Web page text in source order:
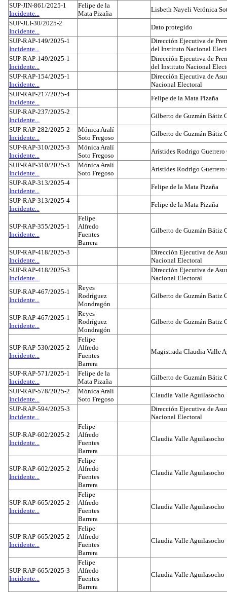
SUP-JIN-861/2025-1
Incidente...
Felipe de la
Mata Pizaña
Lisbeth Nayeli Verónica
SUP-JLI-30/2025-2
Incidente...
Dato protegido
SUP-RAP-149/2025-1
Incidente...
Dirección Ejecutiva de
del Instituto Nacional
SUP-RAP-149/2025-1
Incidente...
Dirección Ejecutiva de
del Instituto Nacional
SUP-RAP-154/2025-1
Incidente...
Dirección Ejecutiva de
Nacional Electoral
SUP-RAP-217/2025-4
Incidente...
Felipe de la Mata Pizaña
SUP-RAP-237/2025-2
Incidente...
Gilberto de Guzmán Bátiz
SUP-RAP-282/2025-2
Incidente...
Mónica Aralí
Soto Fregoso
Gilberto de Guzmán Bátiz
SUP-RAP-310/2025-3
Incidente...
Mónica Aralí
Soto Fregoso
Arístides Rodrigo Guerrero
SUP-RAP-310/2025-3
Incidente...
Mónica Aralí
Soto Fregoso
Arístides Rodrigo Guerrero
SUP-RAP-313/2025-4
Incidente...
Felipe de la Mata Pizaña
SUP-RAP-313/2025-4
Incidente...
Felipe de la Mata Pizaña
SUP-RAP-355/2025-1
Incidente...
Felipe
Alfredo
Fuentes
Barrera
Gilberto de Guzmán Bátiz
SUP-RAP-418/2025-3
Incidente...
Dirección Ejecutiva de
Nacional Electoral
SUP-RAP-418/2025-3
Incidente...
Dirección Ejecutiva de
Nacional Electoral
SUP-RAP-467/2025-1
Incidente...
Reyes
Rodríguez
Mondragón
Gilberto de Guzmán Batiz
SUP-RAP-467/2025-1
Incidente...
Reyes
Rodríguez
Mondragón
Gilberto de Guzmán Batiz
SUP-RAP-530/2025-2
Incidente...
Felipe
Alfredo
Fuentes
Barrera
Magistrada Claudia Valle
SUP-RAP-571/2025-1
Incidente...
Felipe de la
Mata Pizaña
Gilberto de Guzmán Bátiz
SUP-RAP-578/2025-2
Incidente...
Mónica Aralí
Soto Fregoso
Claudia Valle Aguilasocho
SUP-RAP-594/2025-3
Incidente...
Dirección Ejecutiva de
Nacional Electoral
SUP-RAP-602/2025-2
Incidente...
Felipe
Alfredo
Fuentes
Barrera
Claudia Valle Aguilasocho
SUP-RAP-602/2025-2
Incidente...
Felipe
Alfredo
Fuentes
Barrera
Claudia Valle Aguilasocho
SUP-RAP-665/2025-2
Incidente...
Felipe
Alfredo
Fuentes
Barrera
Claudia Valle Aguilasocho
SUP-RAP-665/2025-2
Incidente...
Felipe
Alfredo
Fuentes
Barrera
Claudia Valle Aguilasocho
SUP-RAP-665/2025-3
Incidente...
Felipe
Alfredo
Fuentes
Barrera
Claudia Valle Aguilasocho